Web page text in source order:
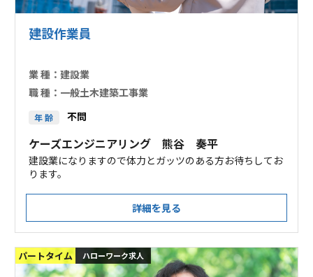
建設作業員
業 種： 建設業
職 種： 一般土木建築工事業
年 齢 不問
ケーズエンジニアリング 熊谷 奏平
建設業になりますので体力とガッツのある方お待ちしてお
ります。
詳細を見る
パートタイム ハローワーク求人